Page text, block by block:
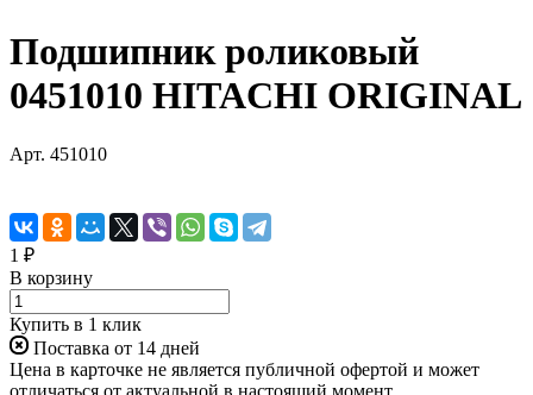
Подшипник роликовый
0451010 HITACHI ORIGINAL
Арт. 451010
1 ₽
В корзину
Купить в 1 клик
Поставка от 14 дней
Цена в карточке не является публичной офертой и может
отличаться от актуальной в настоящий момент